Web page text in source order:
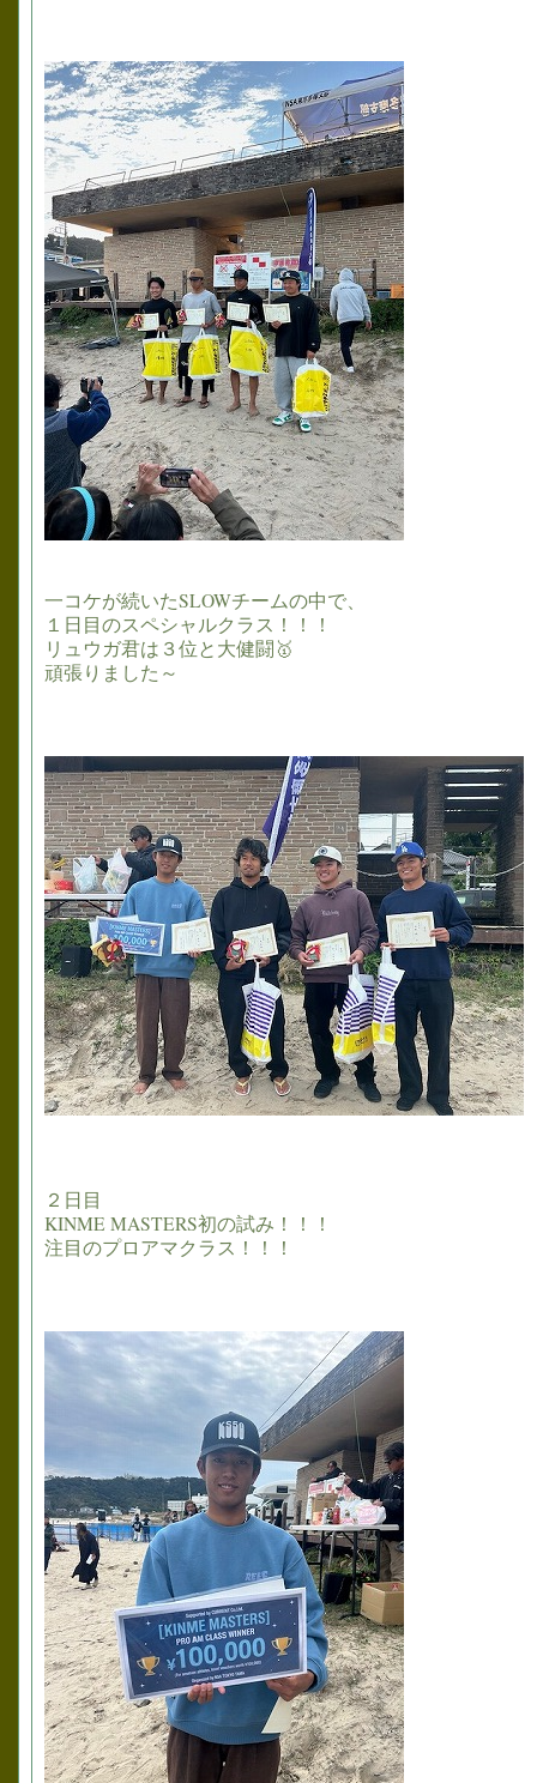
一コケが続いたSLOWチームの中で、
１日目のスペシャルクラス！！！
リュウガ君は３位と大健闘🥇
頑張りました～
２日目
KINME MASTERS初の試み！！！
注目のプロアマクラス！！！